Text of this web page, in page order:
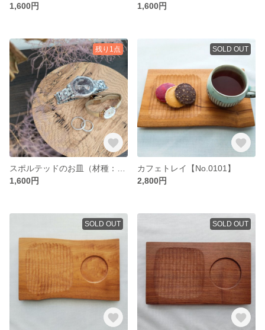
1,600円
1,600円
残り1点
1,600円
SOLD OUT
カフェトレイ【No.0101】
2,800円
SOLD OUT SOLD OUT